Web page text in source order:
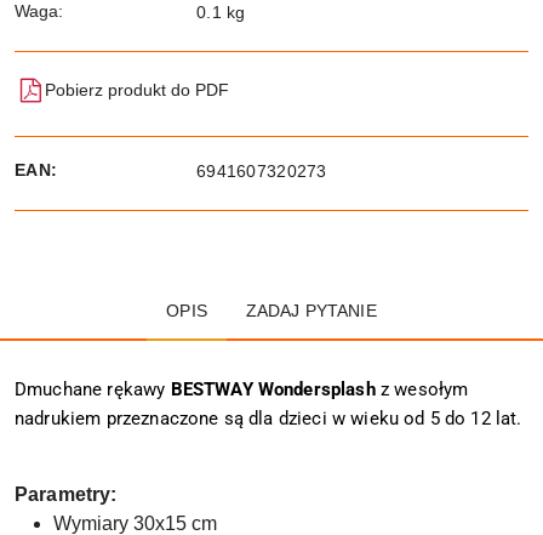
Waga: 0.1 kg
Pobierz produkt do PDF
EAN: 6941607320273
OPIS ZADAJ PYTANIE
Dmuchane rękawy BESTWAY Wondersplashz wesołym
nadrukiem przeznaczone są dla dzieci w wieku od 5 do 12 lat.
Parametry:
Wymiary 30x15 cm